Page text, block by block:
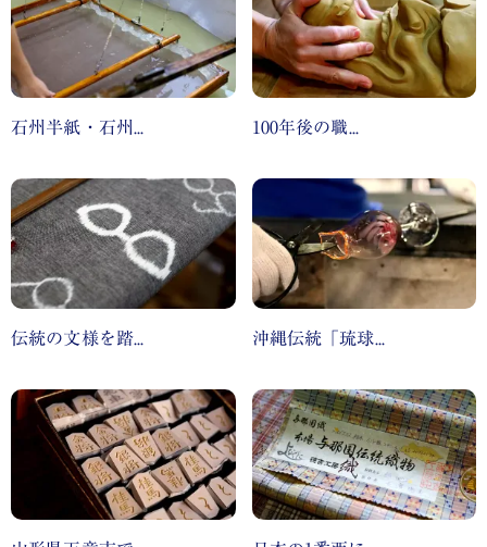
石州半紙・石州... 100年後の職...
伝統の文様を踏... 沖縄伝統「琉球...